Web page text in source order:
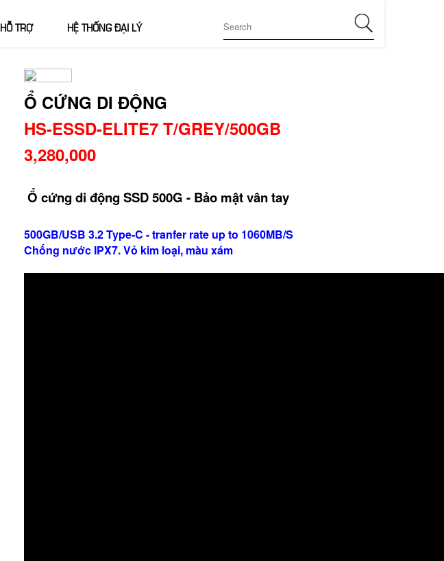
HỖ TRỢ HỆ THỐNG ĐẠI LÝ
Ổ CỨNG DI ĐỘNG
HS-ESSD-ELITE7 T/GREY/500GB
3,280,000
Ổ cứng di động SSD 500G - Bảo mật vân tay
500GB/USB 3.2 Type-C - tranfer rate up to 1060MB/S
Chống nước IPX7. Vỏ kim loại, màu xám